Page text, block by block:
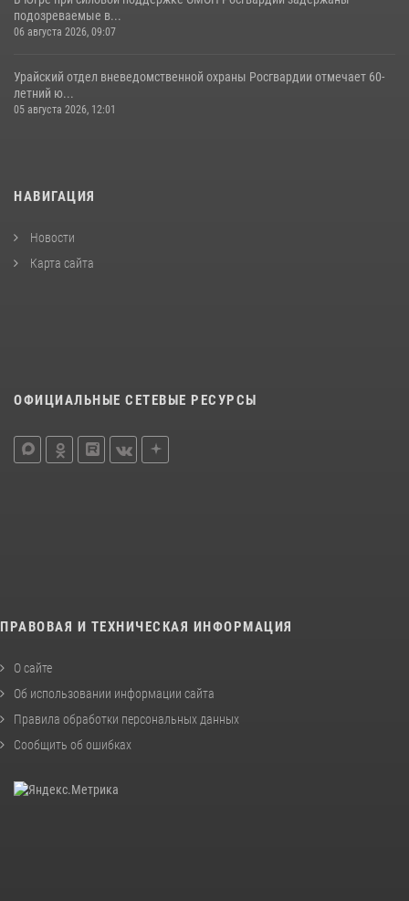
подозреваемые в...
06 августа 2026, 09:07
Урайский отдел вневедомственной охраны Росгвардии отмечает 60-
летний ю...
05 августа 2026, 12:01
НАВИГАЦИЯ
Новости
Карта сайта
ОФИЦИАЛЬНЫЕ СЕТЕВЫЕ РЕСУРСЫ
ПРАВОВАЯ И ТЕХНИЧЕСКАЯ ИНФОРМАЦИЯ
О сайте
Об использовании информации сайта
Правила обработки персональных данных
Сообщить об ошибках